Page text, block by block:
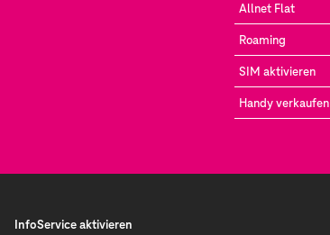
Allnet Flat
Roaming
SIM aktivieren
Handy verkaufen
InfoService aktivieren